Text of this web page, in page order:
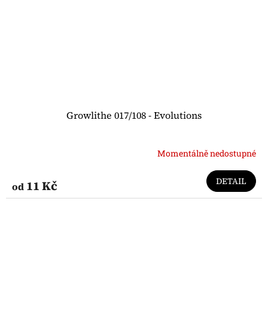
Growlithe 017/108 - Evolutions
Momentálně nedostupné
od 11 Kč DETAIL